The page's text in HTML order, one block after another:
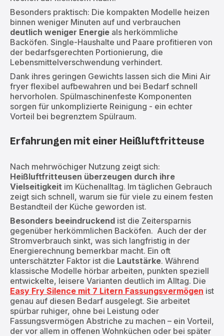
Besonders praktisch: Die kompakten Modelle heizen
binnen weniger Minuten auf und verbrauchen
deutlich weniger Energie als herkömmliche
Backöfen. Single-Haushalte und Paare profitieren von
der bedarfsgerechten Portionierung, die
Lebensmittelverschwendung verhindert.
Dank ihres geringen Gewichts lassen sich die Mini Air
fryer flexibel aufbewahren und bei Bedarf schnell
hervorholen. Spülmaschinenfeste Komponenten
sorgen für unkomplizierte Reinigung - ein echter
Vorteil bei begrenztem Spülraum.
Erfahrungen mit einer Heißluftfritteuse
Nach mehrwöchiger Nutzung zeigt sich:
Heißluftfritteusen überzeugen durch ihre
Vielseitigkeit im Küchenalltag. Im täglichen Gebrauch
zeigt sich schnell, warum sie für viele zu einem festen
Bestandteil der Küche geworden ist.
Besonders beeindruckend ist die Zeitersparnis
gegenüber herkömmlichen Backöfen. Auch der der
Stromverbrauch sinkt, was sich langfristig in der
Energierechnung bemerkbar macht. Ein oft
unterschätzter Faktor ist die Lautstärke. Während
klassische Modelle hörbar arbeiten, punkten speziell
entwickelte, leisere Varianten deutlich im Alltag. Die
Easy Fry Silence mit 7 Litern Fassungsvermögen ist
genau auf diesen Bedarf ausgelegt. Sie arbeitet
spürbar ruhiger, ohne bei Leistung oder
Fassungsvermögen Abstriche zu machen – ein Vorteil,
der vor allem in offenen Wohnküchen oder bei später